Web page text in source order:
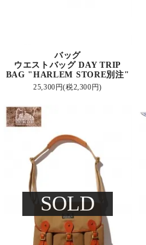
バッグ
ウエストバッグ DAY TRIP
BAG "HARLEM STORE別注"
25,300円(税2,300円)
SOLD